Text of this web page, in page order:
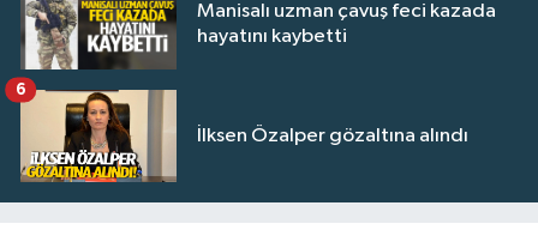
Manisalı uzman çavuş feci kazada
hayatını kaybetti
İlksen Özalper gözaltına alındı
6